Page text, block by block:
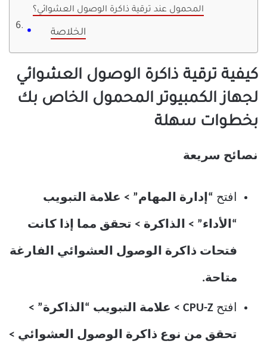
المحمول عند ترقية ذاكرة الوصول العشوائي؟
الخلاصة
كيفية ترقية ذاكرة الوصول العشوائي
لجهاز الكمبيوتر المحمول الخاص بك
بخطوات سهلة
نصائح سريعة
افتح “إدارة المهام” > علامة التبويب
“الأداء” > الذاكرة > تحقق مما إذا كانت
فتحات ذاكرة الوصول العشوائي الفارغة
متاحة.
افتح CPU-Z > علامة التبويب “الذاكرة” >
تحقق من نوع ذاكرة الوصول العشوائي >